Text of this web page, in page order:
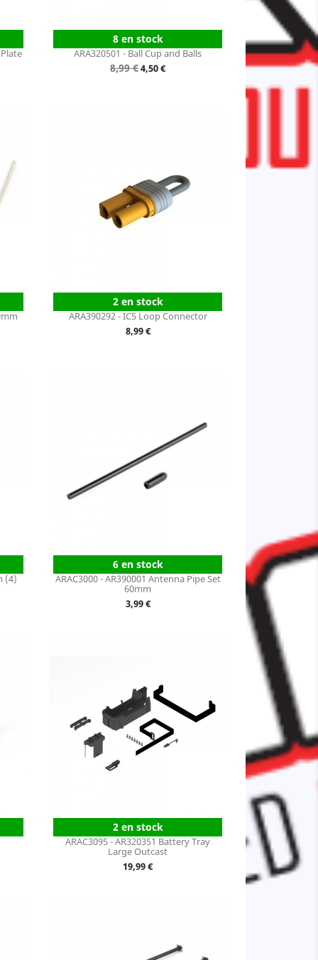
8 en stock
ARA320501 - Ball Cup and Balls
Prix
8,99 €Prix
4,50 €
2 en stock
ARA390292 - IC5 Loop Connector
Prix
8,99 €
(4)
6 en stock
ARAC3000 - AR390001 Antenna Pipe Set
60mm
Prix
3,99 €
2 en stock
ARAC3095 - AR320351 Battery Tray
Large Outcast
Prix
19,99 €